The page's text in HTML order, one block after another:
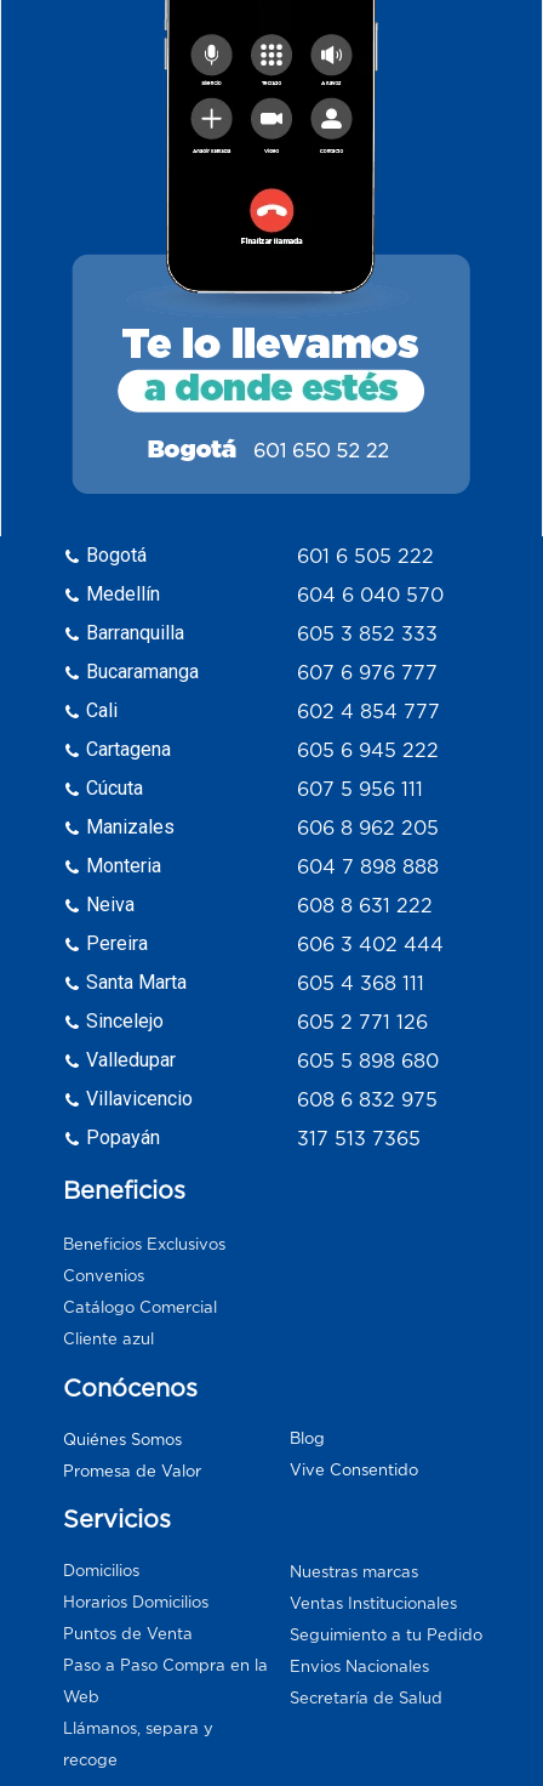
Bogotá
Medellín
Barranquilla
Bucaramanga
Cali
Cartagena
Cúcuta
Manizales
Monteria
Neiva
Pereira
Santa Marta
Sincelejo
Valledupar
Villavicencio
Popayán
601 6 505 222
604 6 040 570
605 3 852 333
607 6 976 777
602 4 854 777
605 6 945 222
607 5 956 111
606 8 962 205
604 7 898 888
608 8 631 222
606 3 402 444
605 4 368 111
605 2 771 126
605 5 898 680
608 6 832 975
317 513 7365
Beneficios
Beneficios Exclusivos
Convenios
Catálogo Comercial
Cliente azul
Conócenos
Quiénes Somos
Promesa de Valor
Blog
Vive Consentido
Servicios
Domicilios
Horarios Domicilios
Puntos de Venta
Paso a Paso Compra en la
Web
Llámanos, separa y
recoge
Nuestras marcas
Ventas Institucionales
Seguimiento a tu Pedido
Envios Nacionales
Secretaría de Salud